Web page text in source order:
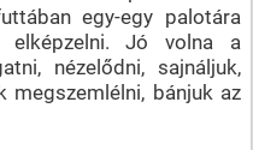
egy-egy palotára
elképzelni. Jó volna a
nézelődni, sajnáljuk,
megszemlélni, bánjuk az